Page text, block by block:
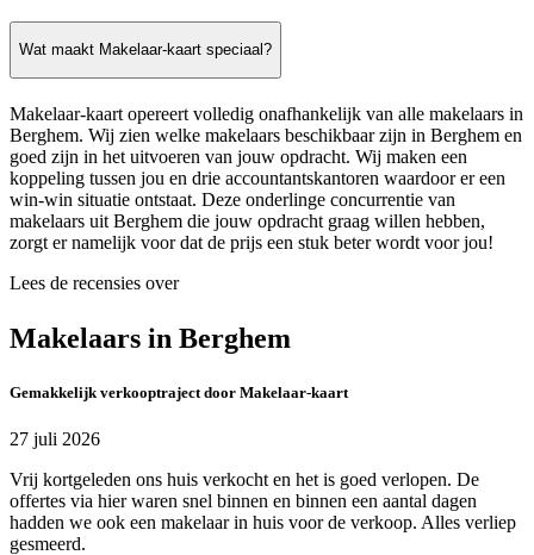
Wat maakt Makelaar-kaart speciaal?
Makelaar-kaart opereert volledig onafhankelijk van alle makelaars in
Berghem. Wij zien welke makelaars beschikbaar zijn in Berghem en
goed zijn in het uitvoeren van jouw opdracht. Wij maken een
koppeling tussen jou en drie accountantskantoren waardoor er een
win-win situatie ontstaat. Deze onderlinge concurrentie van
makelaars uit Berghem die jouw opdracht graag willen hebben,
zorgt er namelijk voor dat de prijs een stuk beter wordt voor jou!
Lees de recensies over
Makelaars in Berghem
Gemakkelijk verkooptraject door Makelaar-kaart
27 juli 2026
Vrij kortgeleden ons huis verkocht en het is goed verlopen. De
offertes via hier waren snel binnen en binnen een aantal dagen
hadden we ook een makelaar in huis voor de verkoop. Alles verliep
gesmeerd.